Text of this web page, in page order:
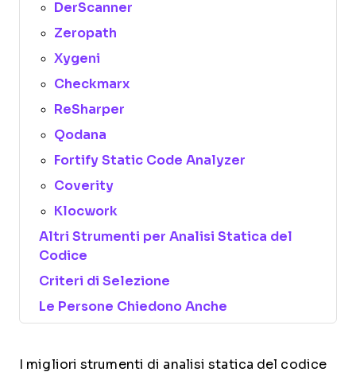
DerScanner
Zeropath
Xygeni
Checkmarx
ReSharper
Qodana
Fortify Static Code Analyzer
Coverity
Klocwork
Altri Strumenti per Analisi Statica del
Codice
Criteri di Selezione
Le Persone Chiedono Anche
I migliori strumenti di analisi statica del codice